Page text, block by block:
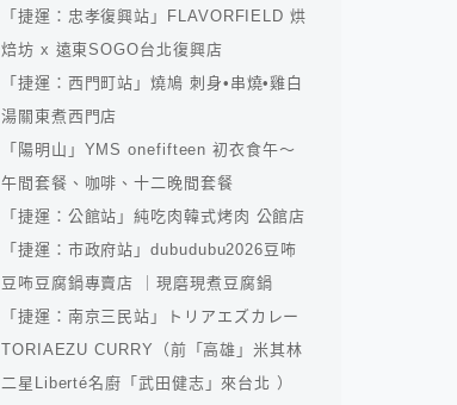
「捷運：忠孝復興站」FLAVORFIELD 烘
焙坊 x 遠東SOGO台北復興店
「捷運：西門町站」燒鳩 刺身•串燒•雞白
湯關東煮西門店
「陽明山」YMS onefifteen 初衣食午～
午間套餐、咖啡、十二晚間套餐
「捷運：公館站」純吃肉韓式烤肉 公館店
「捷運：市政府站」dubudubu2026豆咘
豆咘豆腐鍋專賣店 ｜現磨現煮豆腐鍋
「捷運：南京三民站」トリアエズカレー
TORIAEZU CURRY（前「高雄」米其林
二星Liberté名廚「武田健志」來台北 ）